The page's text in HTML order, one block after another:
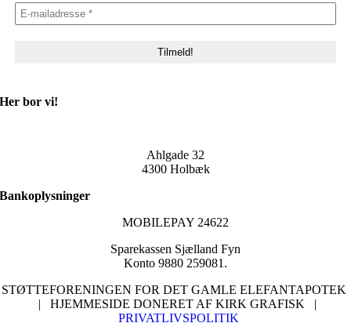
Her bor vi!
Ahlgade 32
4300 Holbæk
Bankoplysninger
MOBILEPAY 24622
Sparekassen Sjælland Fyn
Konto 9880 259081.
STØTTEFORENINGEN FOR DET GAMLE ELEFANTAPOTEK
| HJEMMESIDE DONERET AF KIRK GRAFISK |
PRIVATLIVSPOLITIK